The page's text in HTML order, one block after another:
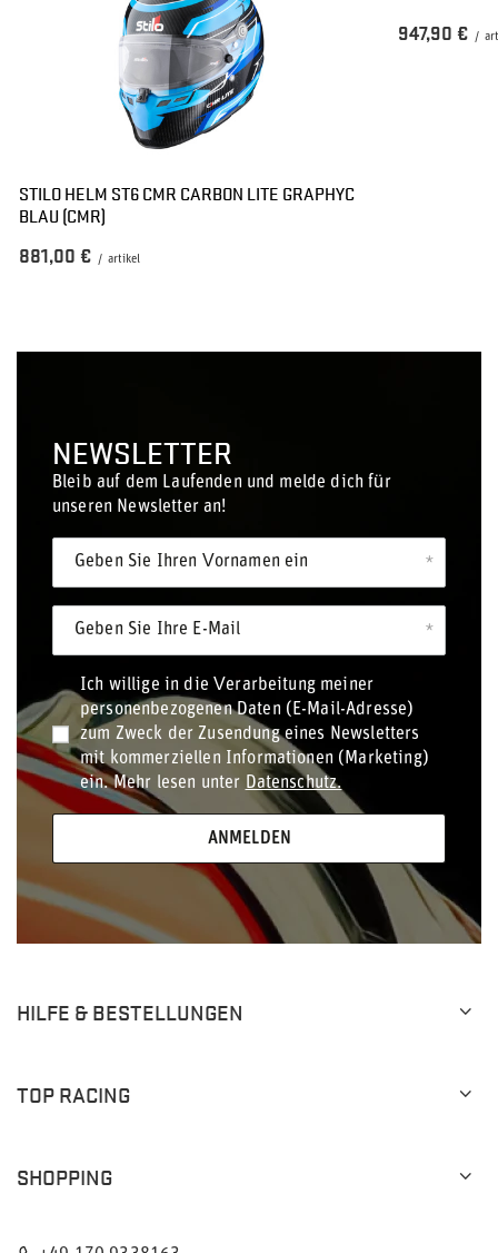
STILO HELM ST6 CMR CARBON LITE GRAPHYC
BLAU (CMR)
881,00 € / artikel
947,90 € /
NEWSLETTER
Bleib auf dem Laufenden und melde dich für
unseren Newsletter an!
Geben Sie Ihren Vornamen ein
Geben Sie Ihre E-Mail
Ich willige in die Verarbeitung meiner
personenbezogenen Daten (E-Mail-Adresse)
zum Zweck der Zusendung eines Newsletters
mit kommerziellen Informationen (Marketing)
ein. Mehr lesen unter Datenschutz.
ANMELDEN
HILFE & BESTELLUNGEN
TOP RACING
SHOPPING